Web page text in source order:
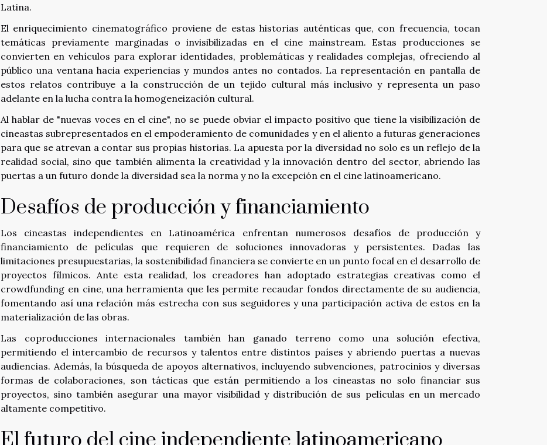
Latina.
El enriquecimiento cinematográfico proviene de estas historias auténticas que, con frecuencia, tocan
temáticas previamente marginadas o invisibilizadas en el cine mainstream. Estas producciones se
convierten en vehículos para explorar identidades, problemáticas y realidades complejas, ofreciendo al
público una ventana hacia experiencias y mundos antes no contados. La representación en pantalla de
estos relatos contribuye a la construcción de un tejido cultural más inclusivo y representa un paso
adelante en la lucha contra la homogeneización cultural.
Al hablar de "nuevas voces en el cine", no se puede obviar el impacto positivo que tiene la visibilización de
cineastas subrepresentados en el empoderamiento de comunidades y en el aliento a futuras generaciones
para que se atrevan a contar sus propias historias. La apuesta por la diversidad no solo es un reflejo de la
realidad social, sino que también alimenta la creatividad y la innovación dentro del sector, abriendo las
puertas a un futuro donde la diversidad sea la norma y no la excepción en el cine latinoamericano.
Desafíos de producción y financiamiento
Los cineastas independientes en Latinoamérica enfrentan numerosos desafíos de producción y
financiamiento de películas que requieren de soluciones innovadoras y persistentes. Dadas las
limitaciones presupuestarias, la sostenibilidad financiera se convierte en un punto focal en el desarrollo de
proyectos fílmicos. Ante esta realidad, los creadores han adoptado estrategias creativas como el
crowdfunding en cine, una herramienta que les permite recaudar fondos directamente de su audiencia,
fomentando así una relación más estrecha con sus seguidores y una participación activa de estos en la
materialización de las obras.
Las coproducciones internacionales también han ganado terreno como una solución efectiva,
permitiendo el intercambio de recursos y talentos entre distintos países y abriendo puertas a nuevas
audiencias. Además, la búsqueda de apoyos alternativos, incluyendo subvenciones, patrocinios y diversas
formas de colaboraciones, son tácticas que están permitiendo a los cineastas no solo financiar sus
proyectos, sino también asegurar una mayor visibilidad y distribución de sus películas en un mercado
altamente competitivo.